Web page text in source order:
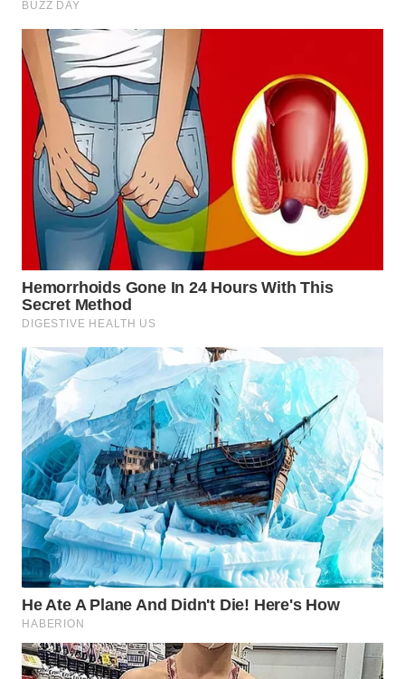
INDRAMAYU
WN
KUNINGAN
WN
MAJALENGKA
WN
SUBANG
WN
SUKABUMI
WN
PURWAKARTA
WN
PRIANGAN
TIMUR
WN
SEMARANG
WN
SOLO
BOROBUDUR